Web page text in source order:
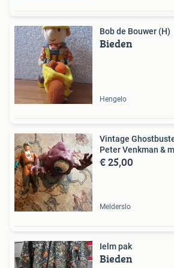
Bob de Bouwer (H)
Bieden
Hengelo
Vintage
Peter Venkman &
€ 25,00
Melderslo
Ielm pak
Bieden